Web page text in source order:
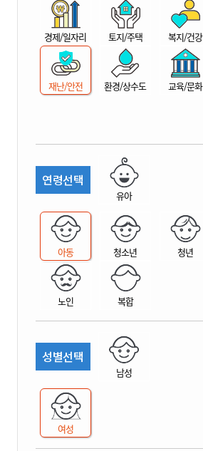
산
경제/일자리 토지/주택 복지/건강
재난/안전 환경/상수도 교육/문화
연령선택
유아
아동 청소년 청년
노인 복합
성별선택
남성
여성